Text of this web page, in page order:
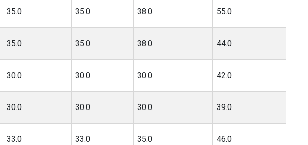
35.0 35.0 38.0 55.0
35.0 35.0 38.0 44.0
30.0 30.0 30.0 42.0
30.0 30.0 30.0 39.0
33.0 33.0 35.0 46.0